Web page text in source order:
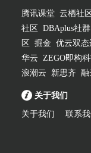
腾讯课堂 云栖社区
社区
DBAplus社群
区
掘金 优云双态
华云 ZEGO即构
浪潮云
新思齐 融
关于我们
关于我们 联系我